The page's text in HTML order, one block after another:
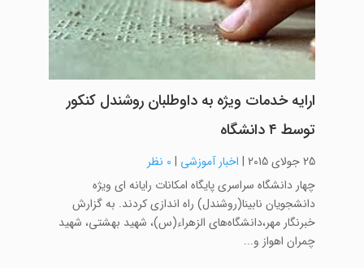
ارایه خدمات ویژه به داوطلبان روشندل کنکور
توسط ۴ دانشگاه
25 جولای 2015 | اخبار آموزشی | 0 نظر
چهار دانشگاه سراسری پایگاه امکانات رایانه ای ویژه
دانشجویان نابینا(روشندل) راه اندازی کردند. به گزارش
خبرنگار مهر،دانشگاه‌های الزهراء(س)، شهید بهشتی، شهید
چمران اهواز و...